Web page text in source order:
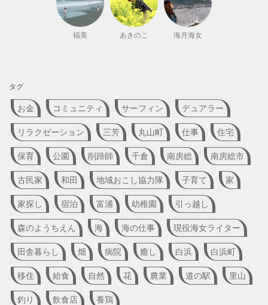
福美 あきのこ 海月海女
タグ
お金 コミュニティ サーフィン デュアラー
リラクゼーション 三芳 丸山町 仕事 住宅
保育 公園 削蹄師 千倉 南房総 南房総市
古民家 和田 地域おこし協力隊 子育て 家
家探し 宿泊 富浦 幼稚園 引っ越し
森のようちえん 海 海の仕事 現役海女ライター
田舎暮らし 畑 病院 癒し 白浜 白浜町
移住 給食 自然 花 農業 道の駅 里山
釣り 飲食店 養鶏